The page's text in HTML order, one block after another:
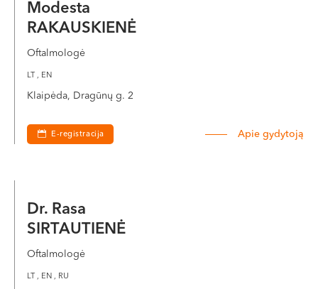
Modesta
RAKAUSKIENĖ
Oftalmologė
LT , EN
Klaipėda, Dragūnų g. 2
E-registracija Apie gydytoją
Dr. Rasa
SIRTAUTIENĖ
Oftalmologė
LT , EN , RU